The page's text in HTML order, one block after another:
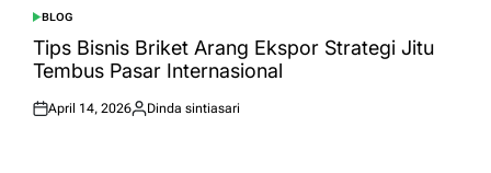
POSTED
IN
BLOG
Tips Bisnis Briket Arang Ekspor Strategi Jitu
Tembus Pasar Internasional
Posted
April 14, 2026
Posted
Dinda sintiasari